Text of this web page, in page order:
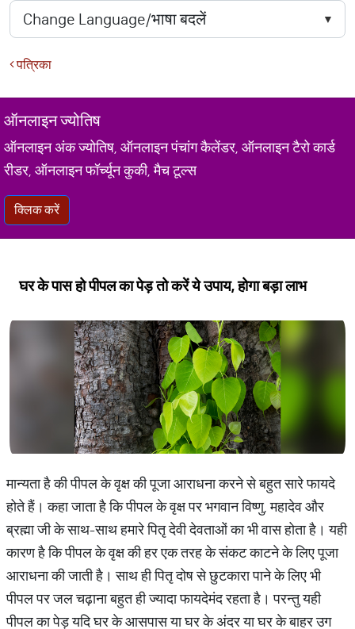
पत्रिका
ऑनलाइन ज्योतिष
ऑनलाइन अंक ज्योतिष, ऑनलाइन पंचांग कैलेंडर, ऑनलाइन टैरो कार्ड
रीडर, ऑनलाइन फॉर्च्यून कुकी, मैच टूल्स
क्लिक करें
घर के पास हो पीपल का पेड़ तो करें ये उपाय, होगा बड़ा लाभ
मान्यता है की पीपल के वृक्ष की पूजा आराधना करने से बहुत सारे फायदे
होते हैं। कहा जाता है कि पीपल के वृक्ष पर भगवान विष्णु, महादेव और
ब्रह्मा जी के साथ-साथ हमारे पितृ देवी देवताओं का भी वास होता है। यही
कारण है कि पीपल के वृक्ष की हर एक तरह के संकट काटने के लिए पूजा
आराधना की जाती है। साथ ही पितृ दोष से छुटकारा पाने के लिए भी
पीपल पर जल चढ़ाना बहुत ही ज्यादा फायदेमंद रहता है। परन्तु यही
पीपल का पेड़ यदि घर के आसपास या घर के अंदर या घर के बाहर उग